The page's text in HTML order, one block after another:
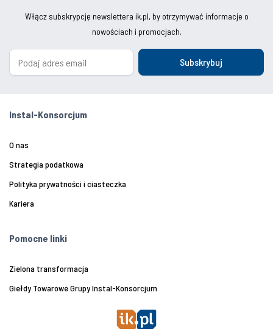
Włącz subskrypcję newslettera ik.pl, by otrzymywać informacje o
nowościach i promocjach.
Subskrybuj
Instal-Konsorcjum
O nas
Strategia podatkowa
Polityka prywatności i ciasteczka
Kariera
Pomocne linki
Zielona transformacja
Giełdy Towarowe Grupy Instal-Konsorcjum